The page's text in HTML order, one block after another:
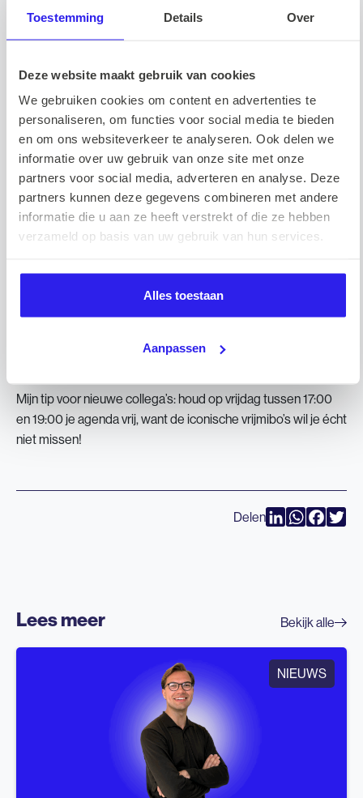
Toestemming Details Over
Deze website maakt gebruik van cookies
We gebruiken cookies om content en advertenties te
personaliseren, om functies voor social media te bieden
en om ons websiteverkeer te analyseren. Ook delen we
informatie over uw gebruik van onze site met onze
partners voor social media, adverteren en analyse. Deze
partners kunnen deze gegevens combineren met andere
informatie die u aan ze heeft verstrekt of die ze hebben
verzameld op basis van uw gebruik van hun services.
Alles toestaan
Aanpassen
graag samen successen viert en elkaar stimuleert om het
beste uit zichzelf te halen. Zelf pak ik verschillende dingen op
verbindende duizendpoot zie. Collega’s kunnen altijd bij mij
terecht!
Vooruitblik
Mijn doel is om Barnes verder te laten groeien met nog meer
enthousiaste en leuke collega’s! 💪 Samen bouwen aan een
het beste uit zichzelf te halen, geeft mij enorm veel energie!
Tips voor nieuwe collega’s
Mijn tip voor nieuwe collega’s: houd op vrijdag tussen 17:00
en 19:00 je agenda vrij, want de iconische vrijmibo’s wil je écht
niet missen!
Delen LinkedInWhatsApp
Lees meer Bekijk alle
NIEUWS